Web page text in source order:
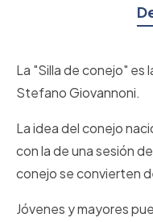
La "Silla de conejo" es
Stefano Giovannoni.
La idea del conejo
con la de una sesión
conejo se convierten
Jóvenes y mayores